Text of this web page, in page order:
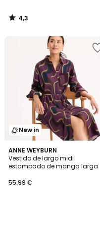
4,3
/
New in
ANNE WEYBURN
Vestido de largo midi
estampado de manga larga
55.99 €